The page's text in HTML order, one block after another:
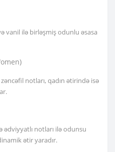
vanil ilə birləşmiş odunlu əsasa
notları, qadın ətirində isə
ədviyyatlı notları ilə odunsu
ətir yaradır.